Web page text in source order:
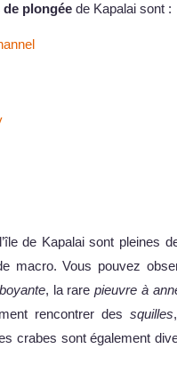
plongée de Kapalai sont :
de Kapalai sont pleines
macro. Vous pouvez
, la rarepieuvre à
rencontrer dessquilles
crabes sont également